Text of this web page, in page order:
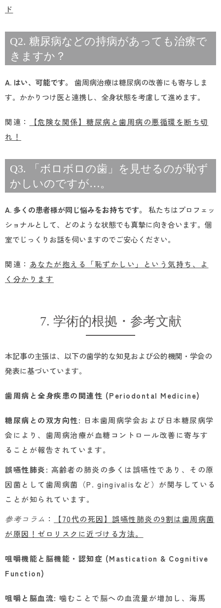
ド
Q2. 糖尿病などの持病があっても治療で
きますか？
A. はい、可能です。
歯周病治療は糖尿病の改善にも寄与しま
す。かかりつけ医と連携し、全身状態を考慮して進めます。
関連：
【危険な関係】糖尿病と歯周病の悪循環を断ち切
れ！
Q3. 「ボロボロの歯」を見せるのが恥ず
かしいのですが…。
A. 多くの患者様が同じ悩みをお持ちです。
私たちはプロフェッ
ショナルとして、どのような状態でも真摯に向き合います。個
室でじっくりお話を伺いますのでご安心ください。
関連： あなたが抱える「恥ずかしい」という気持ち、よ
く分かります
7. 学術的根拠・参考文献
本記事の主張は、以下の歯学的な知見および公的機関・学会の
発表に基づいています。
歯周病と全身疾患の関連性 (Periodontal Medicine)
糖尿病との双方向性: 日本歯周病学会および日本糖尿病学
会により、歯周病治療が血糖コントロール改善に寄与す
ることが報告されています。
誤嚥性肺炎: 高齢者の肺炎の多くは誤嚥性であり、その原
因菌として歯周病菌（P. gingivalisなど）が関与している
ことが知られています。
参考コラム ：
【70代の死因】誤嚥性肺炎の9割は歯周病菌
が原因！ゼロリスクに近づける方法。
咀嚼機能と脳機能・認知症 (Mastication & Cognitive
Function)
咀嚼と脳血流: 噛むことで脳への血流量が増加し、海馬